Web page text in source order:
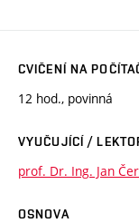
CVIČENÍ NA
12 hod., povinná
VYUČUJÍCÍ /
prof. Dr. Ing. Jan
OSNOVA